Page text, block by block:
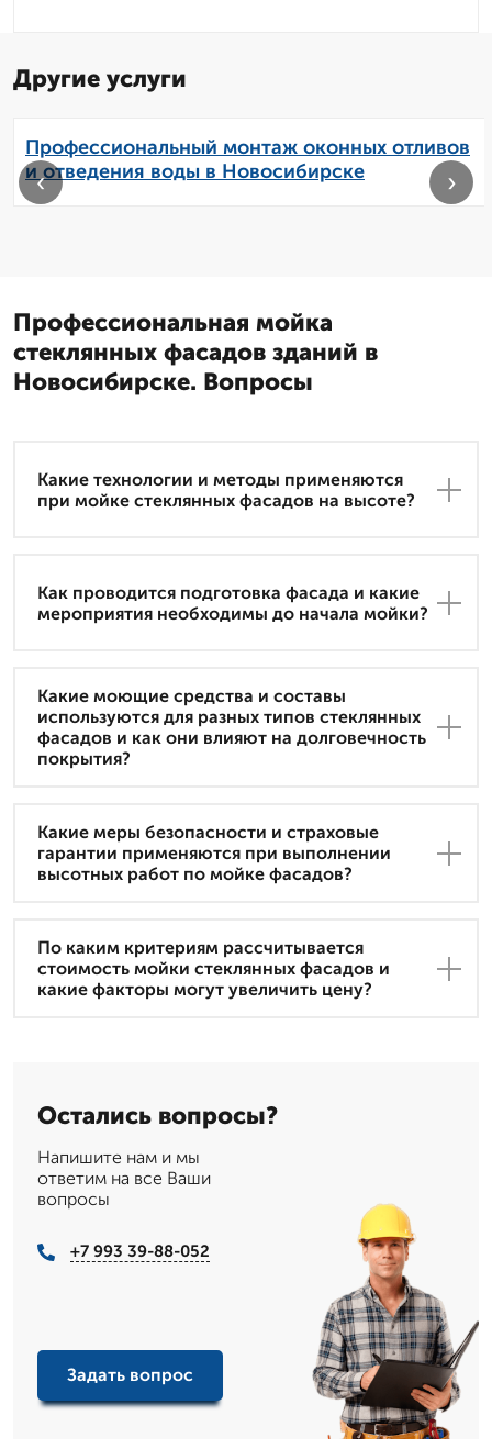
Другие услуги
Профессиональный монтаж оконных отливов
и отведения воды в Новосибирске
‹ ›
Профессиональная мойка
стеклянных фасадов зданий в
Новосибирске. Вопросы
Какие технологии и методы применяются
при мойке стеклянных фасадов на высоте?
Как проводится подготовка фасада и какие
мероприятия необходимы до начала мойки?
Какие моющие средства и составы
используются для разных типов стеклянных
фасадов и как они влияют на долговечность
покрытия?
Какие меры безопасности и страховые
гарантии применяются при выполнении
высотных работ по мойке фасадов?
По каким критериям рассчитывается
стоимость мойки стеклянных фасадов и
какие факторы могут увеличить цену?
Остались вопросы?
Напишите нам и мы
ответим на все Ваши
вопросы
+7 993 39-88-052
Задать вопрос